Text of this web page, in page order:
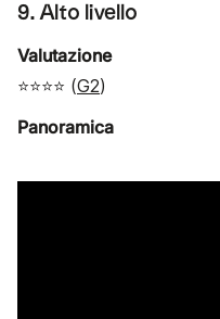
9. Alto livello
Valutazione
⭐⭐⭐⭐ (G2)
Panoramica